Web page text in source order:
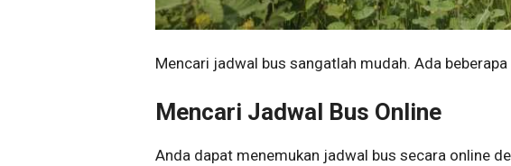
Mencari jadwal bus sangatlah mudah. Ada
Mencari Jadwal Bus Online
Anda dapat menemukan jadwal bus secara online